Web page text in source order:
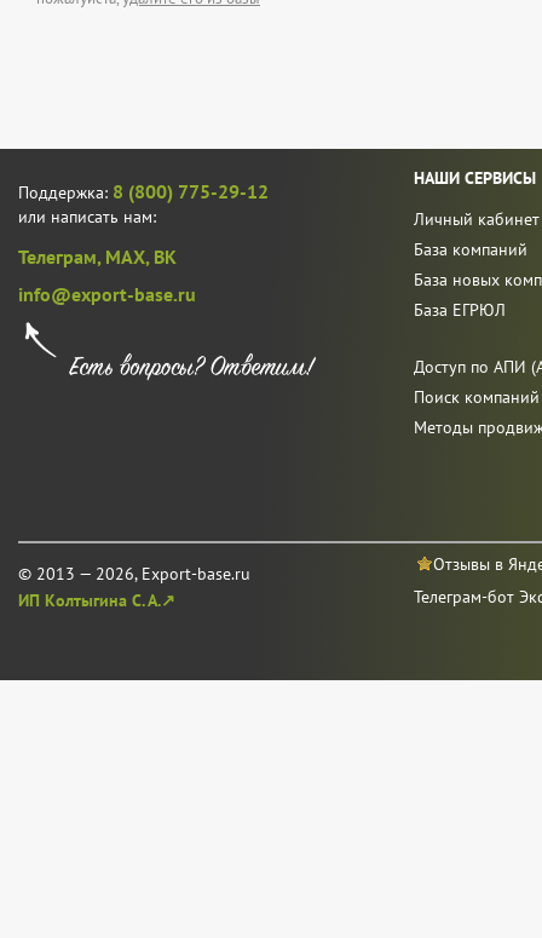
Поддержка: 8 (800) 775-29-12
или написать нам:
Телеграм, MAX, ВК
info@export-base.ru
© 2013 — 2026, Export-base.ru
ИП Колтыгина С. А.↗
НАШИ СЕРВИСЫ
Личный кабинет
База компаний
База новых
База ЕГРЮЛ
Доступ по АПИ
Поиск
Методы
Отзывы в
Телеграм-бот